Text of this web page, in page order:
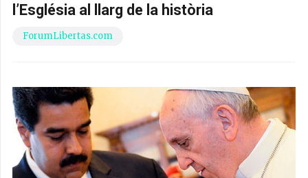
l’Església al llarg de la història
ForumLibertas.com